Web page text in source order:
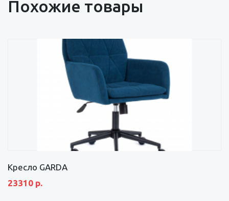
Похожие товары
Кресло GARDA
23310 р.